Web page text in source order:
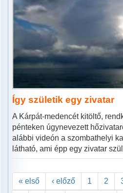
Így születik egy zivatar
A Kárpát-medencét kitöltő,
pénteken úgynevezett
alábbi videón a szombathelyi
látható, ami épp egy zivatar
« első ‹ előző 1 2